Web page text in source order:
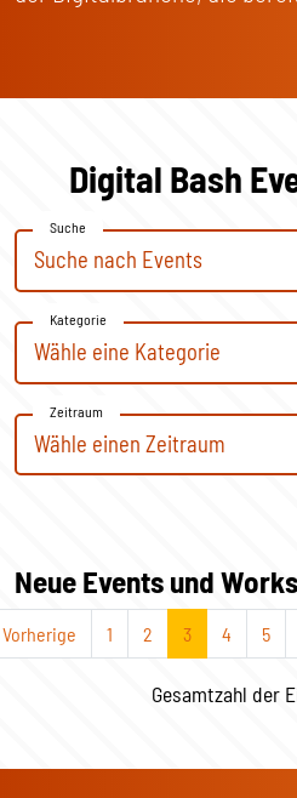
Digital Bash
Suche
Kategorie
Zeitraum
Neue Events und
Vorherige 1 2 3 4 5
Gesamtzahl der